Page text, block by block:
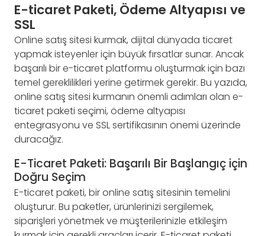
E-ticaret Paketi, Ödeme Altyapısı ve
SSL
Online satış sitesi kurmak, dijital dünyada ticaret
yapmak isteyenler için büyük fırsatlar sunar. Ancak
başarılı bir e-ticaret platformu oluşturmak için bazı
temel gereklilikleri yerine getirmek gerekir. Bu yazıda,
online satış sitesi kurmanın önemli adımları olan e-
ticaret paketi seçimi, ödeme altyapısı
entegrasyonu ve SSL sertifikasının önemi üzerinde
duracağız.
E-Ticaret Paketi: Başarılı Bir Başlangıç için
Doğru Seçim
E-ticaret paketi, bir online satış sitesinin temelini
oluşturur. Bu paketler, ürünlerinizi sergilemek,
siparişleri yönetmek ve müşterilerinizle etkileşim